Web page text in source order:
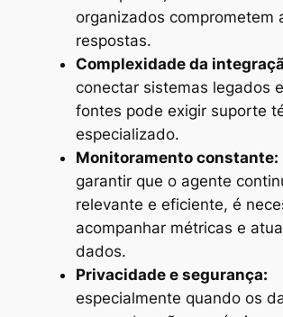
organizados comprometem
respostas.
Complexidade da
conectar sistemas legados
fontes pode exigir suporte
especializado.
Monitoramento constante:
garantir que o agente
relevante e eficiente, é
acompanhar métricas e
dados.
Privacidade e segurança:
especialmente quando os